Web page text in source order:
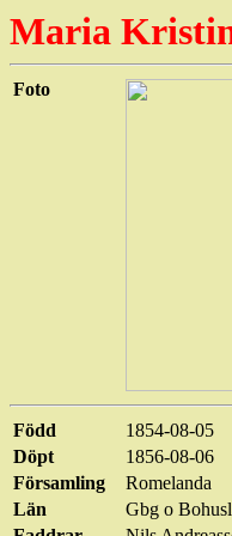
Maria
Foto
Född
1854-08-05
Döpt
1856-08-06
Församling
Romelanda
Län
Gbg o